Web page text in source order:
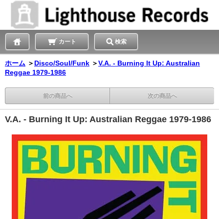
カート 検索
ホーム ＞ Disco/Soul/Funk ＞V.A. - Burning It Up: Australian
Reggae 1979-1986
前の商品へ 次の商品へ
V.A. - Burning It Up: Australian Reggae 1979-1986